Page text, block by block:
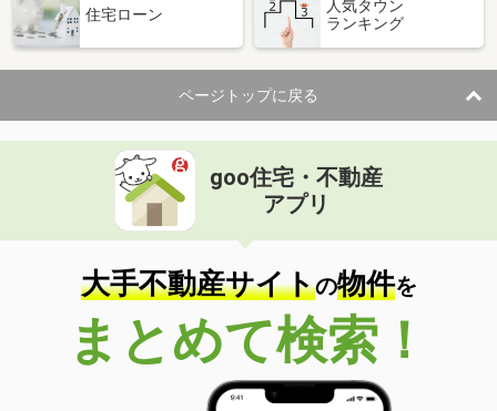
住宅ローン
人気タウン
ランキング
ページトップに戻る
goo住宅・不動産
アプリ
大手不動産サイトの物件を
まとめて検索！